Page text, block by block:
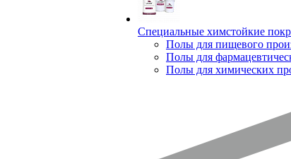
Специальные химстойкие
Полы для пищевого
Полы для
Полы для химических